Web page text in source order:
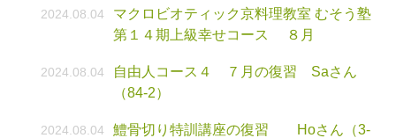
2024.08.04
マクロビオティック京料理教室 むそう塾
第１４期上級幸せコース ８月
2024.08.04
自由人コース４ ７月の復習 Saさん
（84-2）
2024.08.04
鱧骨切り特訓講座の復習 Hoさん（3-